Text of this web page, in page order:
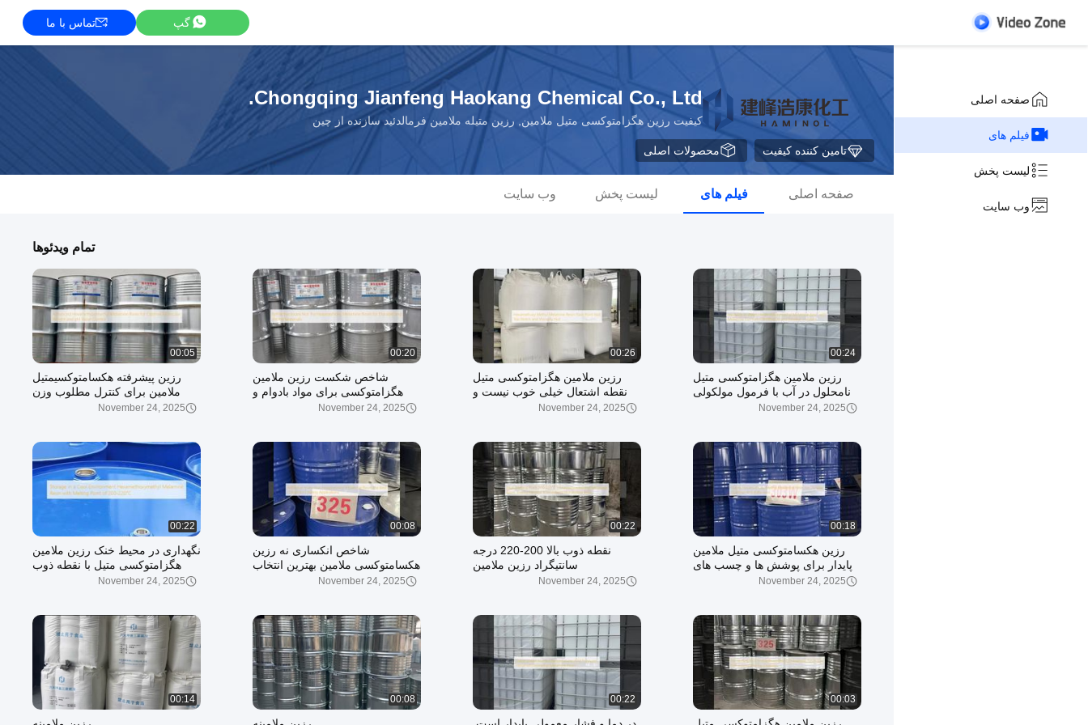
گپ تماس با ما
صفحه اصلی
فیلم های
لیست پخش
وب سایت
Chongqing Jianfeng Haokang Chemical Co., Ltd.
کیفیت رزین هگزامتوکسی متیل ملامین, رزین متیله ملامین فرمالدئید سازنده از چین
تامین کننده کیفیت محصولات اصلی
صفحه اصلی فیلم های لیست پخش وب سایت
تمام ویدئوها
00:24
رزین ملامین هگزامتوکسی متیل
نامحلول در آب با فرمول مولکولی
C9H18N6O6 و باقیمانده ≤1.0ppm
November 24, 2025
00:26
رزین ملامین هگزامتوکسی متیل
نقطه اشتعال خیلی خوب نیست و
November 24, 2025
00:20
شاخص شکست رزین ملامین
هگزامتوکسی برای مواد بادوام و
November 24, 2025
00:05
رزین پیشرفته هکسامتوکسیمتیل
ملامین برای کنترل مطلوب وزن
مولکولی و ارزش pHNovember 24, 2025
00:18
رزین هکسامتوکسی متیل ملامین
پایدار برای پوشش ها و چسب های
November 24, 2025
00:22
نقطه ذوب بالا 200-220 درجه
سانتیگراد رزین ملامین
هگزامتوکسی متیل سمی در صورت
November 24, 2025
00:08
شاخص انكساری نه رزین
هکسامتوکسی ملامین بهترین انتخاب
برای کاربردهای پوششNovember 24, 2025
00:22
نگهداری در محیط خنک رزین ملامین
هگزامتوکسی متیل با نقطه ذوب
200-220 درجه سانتیگراد
November 24, 2025
00:03
00:22
00:08
00:14